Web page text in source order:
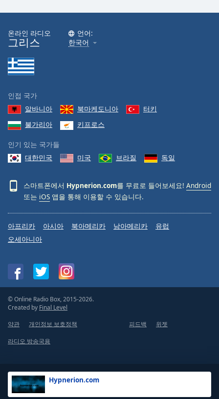
Hypnerion.com
온라인 라디오
그리스
언어:
한국어
인접 국가
알바니아
북마케도니아
터키
불가리아
키프로스
인기 있는 국가들
대한민국
미국 브라질 독일
스마트폰에서 Hypnerion.com를 무료로 들어보세요! Android
또는 iOS 앱을 통해 이용할 수 있습니다.
아프리카 아시아 북아메리카 남아메리카
유럽
오세아니아
© Online Radio Box, 2015-2026.
Created by Final Level
약관
개인정보 보호정책 피드백 위젯
라디오 방송국용